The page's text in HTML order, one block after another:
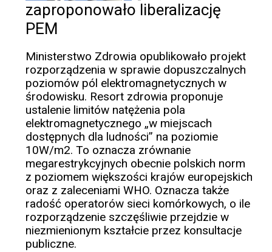
zaproponowało liberalizację
PEM
Ministerstwo Zdrowia opublikowało projekt
rozporządzenia w sprawie dopuszczalnych
poziomów pól elektromagnetycznych w
środowisku. Resort zdrowia proponuje
ustalenie limitów natężenia pola
elektromagnetycznego „w miejscach
dostępnych dla ludności” na poziomie
10W/m2. To oznacza zrównanie
megarestrykcyjnych obecnie polskich norm
z poziomem większości krajów europejskich
oraz z zaleceniami WHO. Oznacza także
radość operatorów sieci komórkowych, o ile
rozporządzenie szczęśliwie przejdzie w
niezmienionym kształcie przez konsultacje
publiczne.